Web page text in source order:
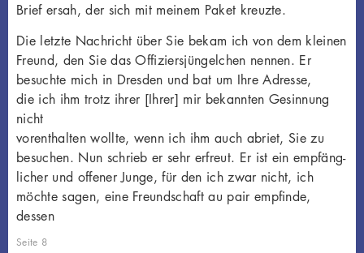
Brief ersah, der sich mit meinem Paket kreuzte.
Die letzte Nachricht über Sie bekam ich von dem kleinen
Freund, den Sie das Offiziersjüngelchen nennen. Er
besuchte mich in Dresden und bat um Ihre Adresse,
die ich ihm trotz ihrer [Ihrer] mir bekannten Gesinnung
nicht
vorenthalten wollte, wenn ich ihm auch abriet, Sie zu
besuchen. Nun schrieb er sehr erfreut. Er ist ein empfäng-
licher und offener Junge, für den ich zwar nicht, ich
möchte sagen, eine Freundschaft au pair empfinde,
dessen
Seite 8